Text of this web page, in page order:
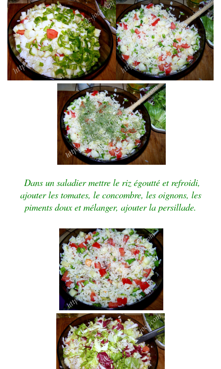
Dans un saladier mettre le riz égoutté et refroidi,
ajouter les tomates, le concombre, les oignons, les
piments doux et mélanger, ajouter la persillade.